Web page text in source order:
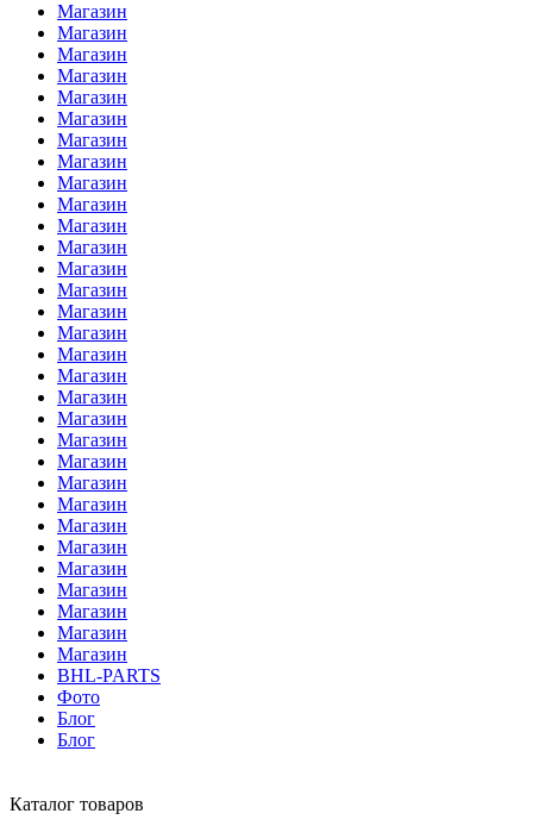
Магазин
Магазин
Магазин
Магазин
Магазин
Магазин
Магазин
Магазин
Магазин
Магазин
Магазин
Магазин
Магазин
Магазин
Магазин
Магазин
Магазин
Магазин
Магазин
Магазин
Магазин
Магазин
Магазин
Магазин
Магазин
Магазин
Магазин
Магазин
Магазин
Магазин
Магазин
BHL-PARTS
Фото
Блог
Блог
Каталог товаров